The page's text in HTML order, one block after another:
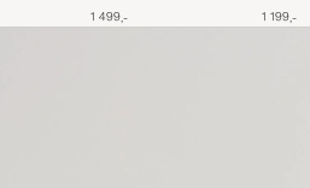
1 499,- 1 199,-